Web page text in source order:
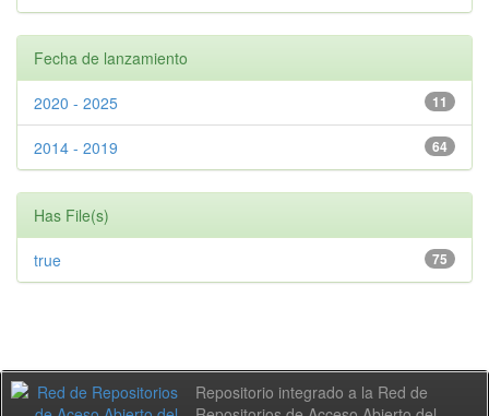
Fecha de lanzamiento
11
2020 - 2025
64
2014 - 2019
Has File(s)
75
true
Repositorio integrado a la Red de